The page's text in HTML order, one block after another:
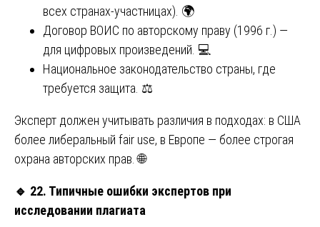
всех странах-участницах). 🌍
Договор ВОИС по авторскому праву (1996 г.) —
для цифровых произведений. 💻
Национальное законодательство страны, где
требуется защита. ⚖️
Эксперт должен учитывать различия в подходах: в США
более либеральный fair use, в Европе — более строгая
охрана авторских прав. 🌐
🔹 22. Типичные ошибки экспертов при
исследовании плагиата